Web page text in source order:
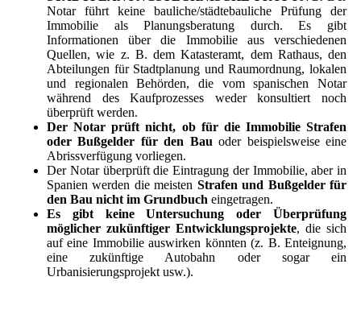
Notar führt keine bauliche/städtebauliche Prüfung der
Immobilie als Planungsberatung durch. Es gibt
Informationen über die Immobilie aus verschiedenen
Quellen, wie z. B. dem Katasteramt, dem Rathaus, den
Abteilungen für Stadtplanung und Raumordnung, lokalen
und regionalen Behörden, die vom spanischen Notar
während des Kaufprozesses weder konsultiert noch
überprüft werden.
Der Notar prüft nicht, ob für die Immobilie Strafen
oder Bußgelder für den Bau oder beispielsweise eine
Abrissverfügung vorliegen.
Der Notar überprüft die Eintragung der Immobilie, aber in
Spanien werden die meisten Strafen und Bußgelder für
den Bau nicht im Grundbuch eingetragen.
Es gibt keine Untersuchung oder Überprüfung
möglicher zukünftiger Entwicklungsprojekte, die sich
auf eine Immobilie auswirken könnten (z. B. Enteignung,
eine zukünftige Autobahn oder sogar ein
Urbanisierungsprojekt usw.).